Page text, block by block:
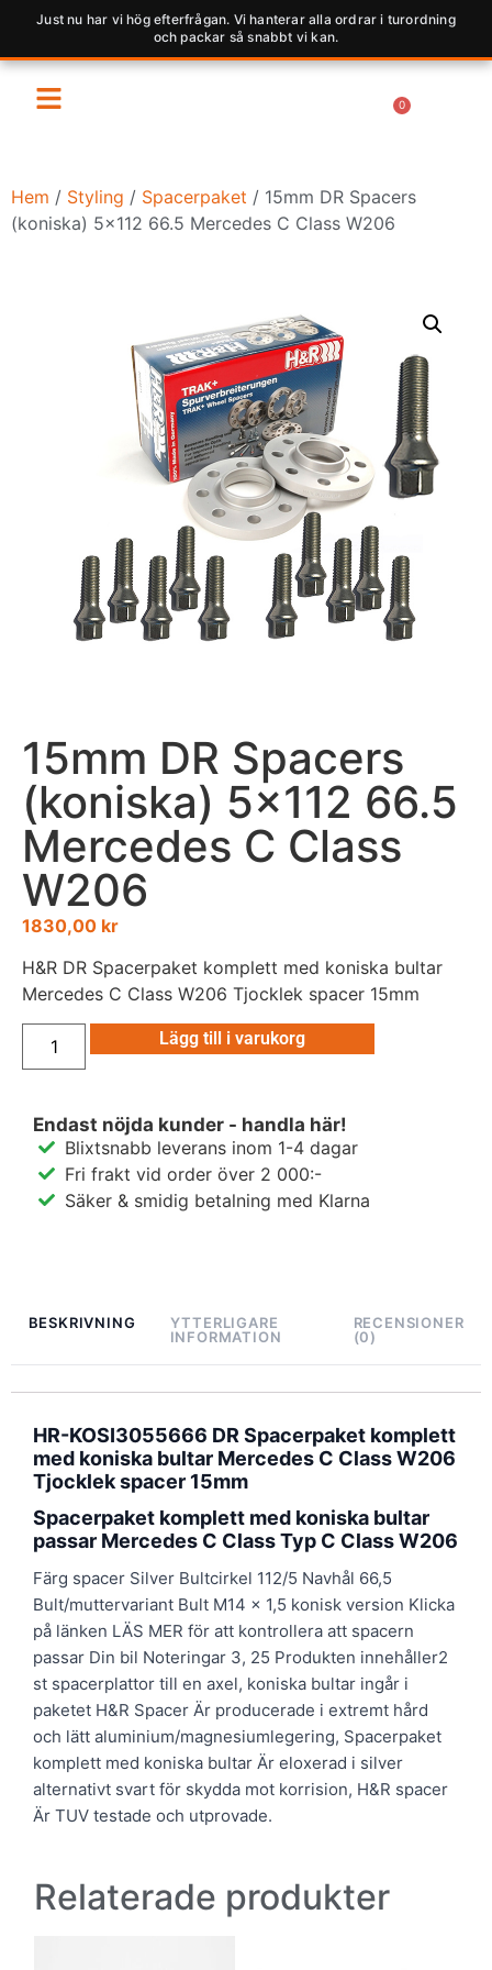
Just nu har vi hög efterfrågan. Vi hanterar alla ordrar i turordning
och packar så snabbt vi kan.
0
Hem / Styling / Spacerpaket / 15mm DR Spacers
(koniska) 5×112 66.5 Mercedes C Class W206
15mm DR Spacers
(koniska) 5×112 66.5
Mercedes C Class
W206
1830,00 kr
H&R DR Spacerpaket komplett med koniska bultar
Mercedes C Class W206 Tjocklek spacer 15mm
Lägg till i varukorg
Endast nöjda kunder - handla här!
Blixtsnabb leverans inom 1-4 dagar
Fri frakt vid order över 2 000:-
Säker & smidig betalning med Klarna
BESKRIVNING
YTTERLIGARE
INFORMATION
RECENSIONER
(0)
HR-KOSI3055666 DR Spacerpaket komplett
med koniska bultar Mercedes C Class W206
Tjocklek spacer 15mm
Spacerpaket komplett med koniska bultar
passar Mercedes C Class Typ C Class W206
Färg spacer Silver Bultcirkel 112/5 Navhål 66,5
Bult/muttervariant Bult M14 x 1,5 konisk version Klicka
på länken LÄS MER för att kontrollera att spacern
passar Din bil Noteringar 3, 25 Produkten innehåller2
st spacerplattor till en axel, koniska bultar ingår i
paketet H&R Spacer Är producerade i extremt hård
och lätt aluminium/magnesiumlegering, Spacerpaket
komplett med koniska bultar Är eloxerad i silver
alternativt svart för skydda mot korrision, H&R spacer
Är TUV testade och utprovade.
Relaterade produkter